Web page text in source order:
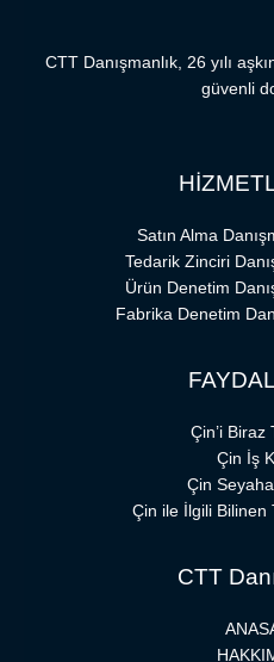
CTT Danışmanlık, 26 yılı
güvenli
Satın Alma
Tedarik Zinciri
Ürün Denetim
Fabrika Denetim
Çin’i Biraz
Çin İş
Çin
Çin ile İlgili Bilinen
CTT